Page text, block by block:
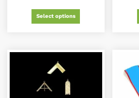
Select options